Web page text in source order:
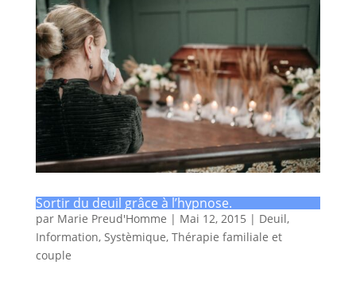
Sortir du deuil grâce à l’hypnose.
par Marie Preud'Homme | Mai 12, 2015 | Deuil,
Information, Systèmique, Thérapie familiale et
couple